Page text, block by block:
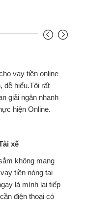
Mình cần tiền gấp nên
chiếc xe wave nhưng
gói vay tiền bằng CMND
cần gặp mặt nên rất tiện
Cấn Văn Lực - Tạp hóa
nhiều lúc cần vốn nhập
đến website qua bạn bè
đã giải quyết được công